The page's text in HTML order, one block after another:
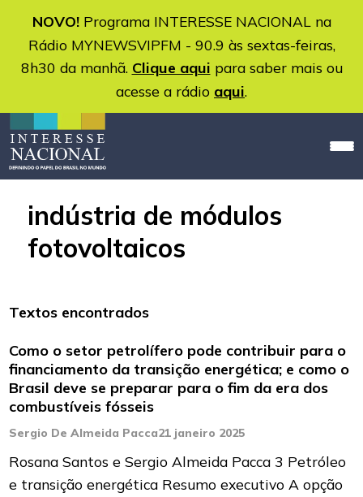
NOVO!Programa INTERESSE NACIONAL na
Rádio MYNEWSVIPFM - 90.9 às sextas-feiras,
8h30 da manhã. Clique aqui para saber mais ou
acesse a rádio aqui.
indústria de módulos
fotovoltaicos
Textos encontrados
Como o setor petrolífero pode contribuir para o
financiamento da transição energética; e como o
Brasil deve se preparar para o fim da era dos
combustíveis fósseis
Sergio De Almeida Pacca21 janeiro 2025
Rosana Santos e Sergio Almeida Pacca 3 Petróleo
e transição energética Resumo executivo A opção